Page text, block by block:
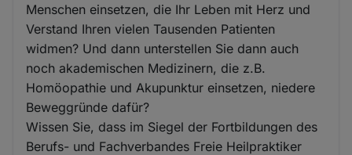
Menschen einsetzen, die Ihr Leben mit Herz und
Verstand Ihren vielen Tausenden Patienten
widmen? Und dann unterstellen Sie dann auch
noch akademischen Medizinern, die z.B.
Homöopathie und Akupunktur einsetzen, niedere
Beweggründe dafür?
Wissen Sie, dass im Siegel der Fortbildungen des
Berufs- und Fachverbandes Freie Heilpraktiker